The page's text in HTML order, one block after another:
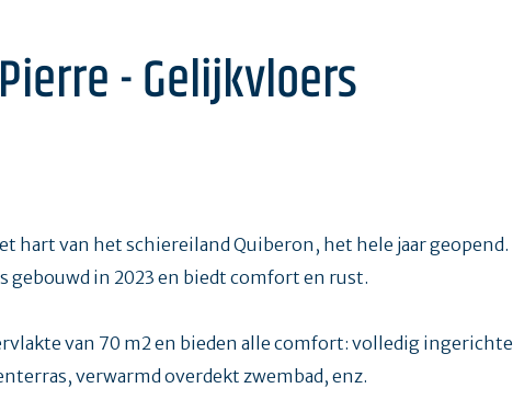
- Gelijkvloers
hart van het schiereiland Quiberon, het hele jaar geopend.
gebouwd in 2023 en biedt comfort en rust.
van 70 m2 en bieden alle comfort: volledig ingerichte
verwarmd overdekt zwembad, enz.